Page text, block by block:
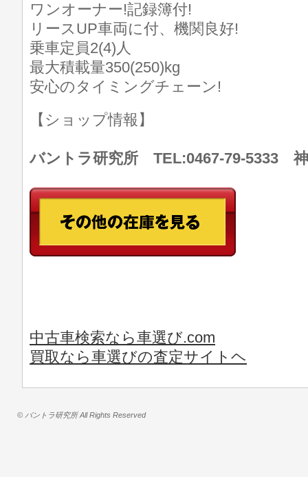
ワンオーナー!記録簿付!
リースUP車両に付、機関良好!
乗車定員2(4)人
最大積載量350(250)kg
安心のタイミングチェーン!
【ショップ情報】
バントラ研究所 TEL:0467-79-5333 神
中古車検索なら車選び.com
買取なら車選びの査定サイトヘ
© バントラ研究所 All Rights Reserved